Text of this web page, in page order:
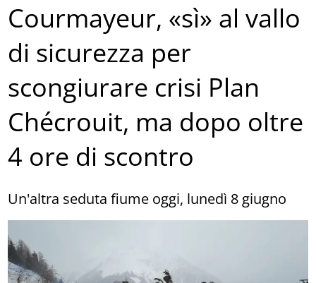
Courmayeur, «sì» al vallo
di sicurezza per
scongiurare crisi Plan
Chécrouit, ma dopo oltre
4 ore di scontro
Un'altra seduta fiume oggi, lunedì 8 giugno